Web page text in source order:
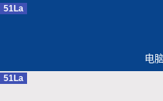
51La
电
51La